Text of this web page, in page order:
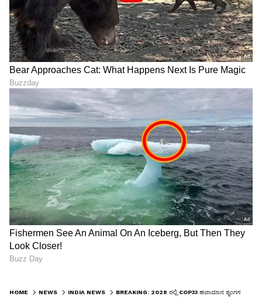
HOME NEWS INDIA NEWS